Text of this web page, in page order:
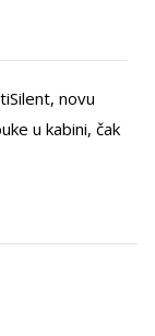
novu
u kabini, čak